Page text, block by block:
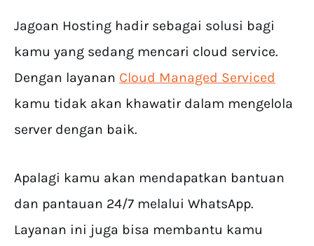
Jagoan Hosting hadir sebagai solusi bagi
kamu yang sedang mencari cloud service.
Dengan layanan Cloud Managed Serviced
kamu tidak akan khawatir dalam mengelola
server dengan baik.
Apalagi kamu akan mendapatkan bantuan
dan pantauan 24/7 melalui WhatsApp.
Layanan ini juga bisa membantu kamu